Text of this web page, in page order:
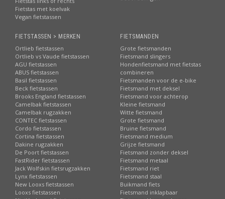
Fietstas met koelvak
Vegan fietstassen
FIETSTASSEN > MERKEN
Ortlieb fietstassen
Ortlieb vs Vaude fietstassen
AGU fietstassen
ABUS fietstassen
Basil fietstassen
Beck fietstassen
Brooks England fietstassen
Camelbak fietstassen
Camelbak rugzakken
CONTEC fietstassen
Cordo fietstassen
Cortina fietstassen
Dakine rugzakken
De Poort fietstassen
FastRider fietstassen
Jack Wolfskin fietsrugzakken
Lynx fietstassen
New Looxs fietstassen
Looxs fietstassen
FIETSMANDEN
Grote fietsmanden
Fietsmand slingers
Hondenfietsmand met fietstas
combineren
Fietsmanden voor de e-bike
Fietsmand met deksel
Fietsmand voor achterop
Kleine fietsmand
Witte fietsmand
Grote fietsmand
Bruine fietsmand
Fietsmand medium
Grijze fietsmand
Fietsmand zonder deksel
Fietsmand metaal
Fietsmand riet
Fietsmand staal
Buikmand fiets
Fietsmand inklapbaar